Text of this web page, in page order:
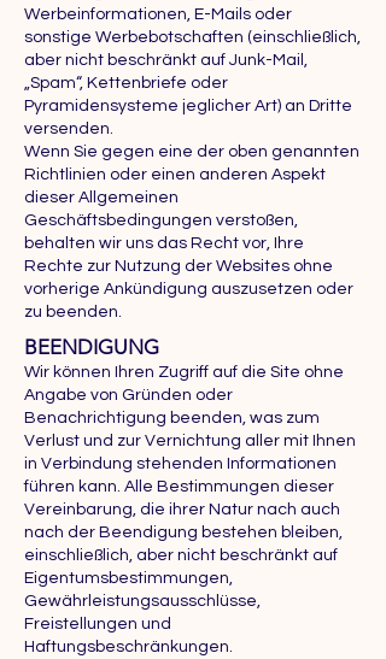
Werbeinformationen, E-Mails oder
sonstige Werbebotschaften (einschließlich,
aber nicht beschränkt auf Junk-Mail,
„Spam“, Kettenbriefe oder
Pyramidensysteme jeglicher Art) an Dritte
versenden.
Wenn Sie gegen eine der oben genannten
Richtlinien oder einen anderen Aspekt
dieser Allgemeinen
Geschäftsbedingungen verstoßen,
behalten wir uns das Recht vor, Ihre
Rechte zur Nutzung der Websites ohne
vorherige Ankündigung auszusetzen oder
zu beenden.
BEENDIGUNG
Wir können Ihren Zugriff auf die Site ohne
Angabe von Gründen oder
Benachrichtigung beenden, was zum
Verlust und zur Vernichtung aller mit Ihnen
in Verbindung stehenden Informationen
führen kann. Alle Bestimmungen dieser
Vereinbarung, die ihrer Natur nach auch
nach der Beendigung bestehen bleiben,
einschließlich, aber nicht beschränkt auf
Eigentumsbestimmungen,
Gewährleistungsausschlüsse,
Freistellungen und
Haftungsbeschränkungen.